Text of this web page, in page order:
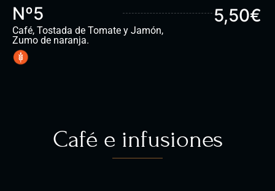
Nº5
Café, Tostada de Tomate y Jamón,
Zumo de naranja.
5,50€
Café e infusiones